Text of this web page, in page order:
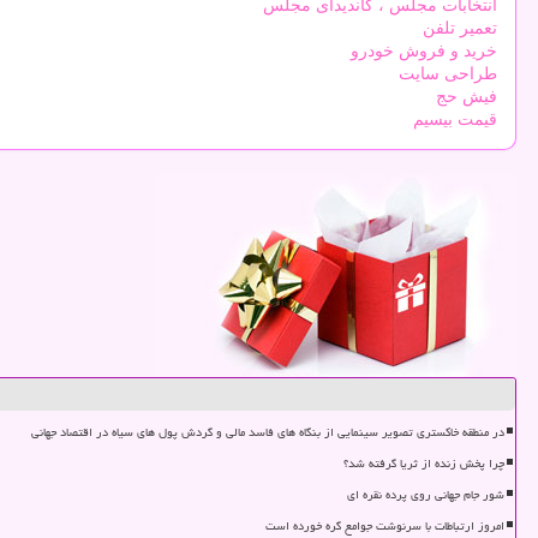
انتخابات مجلس ، کاندیدای مجلس
تعمیر تلفن
خرید و فروش خودرو
طراحی سایت
فیش حج
قیمت بیسیم
در منطقه خاکستری تصویر سینمایی از بنگاه های فاسد مالی و گردش پول های سیاه در اقتصاد جهانی
چرا پخش زنده از ثریا گرفته شد؟
شور جام جهانی روی پرده نقره ای
امروز ارتباطات با سرنوشت جوامع گره خورده است